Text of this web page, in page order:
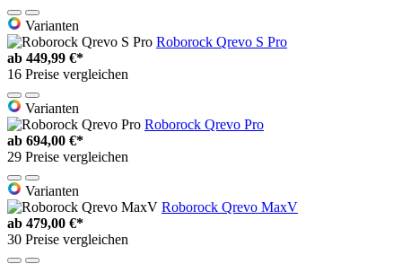
Varianten
Roborock Qrevo S Pro
ab 449,99 €*
16 Preise vergleichen
Varianten
Roborock Qrevo Pro
ab 694,00 €*
29 Preise vergleichen
Varianten
Roborock Qrevo MaxV
ab 479,00 €*
30 Preise vergleichen